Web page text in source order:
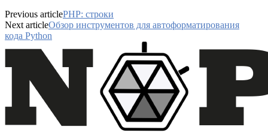
Previous articlePHP: строки
Next articleОбзор инструментов для автоформатирования
кода Python